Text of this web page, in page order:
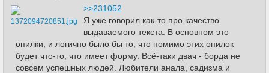
1372094720851.jpg
>>231052
Я уже говорил как-то про качество
выдаваемого текста. В основном это
опилки, и логично было бы то, что помимо этих опилок
будет что-то, что имеет форму. Всё-таки двач - борда не
совсем успешных людей. Любители анала, садизма и